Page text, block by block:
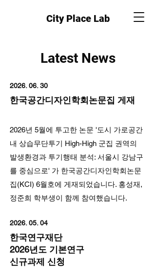
City Place Lab
Latest News
2026. 06. 30
한국공간디자인학회논문집 게재
2026년 5월에 투고한 논문 '도시 가로공간
내 상습무단투기 High-High 군집 권역의
발생환경과 투기행태 분석: 서울시 강남구
를 중심으로' 가 한국공간디자인학회논문
집(KCI) 6월호에 게재되었습니다. 홍성재,
정준희 학부생이 함께 참여했습니다.
2026. 05. 04
한국연구재단
2026년도 기본연구
신규과제 신청